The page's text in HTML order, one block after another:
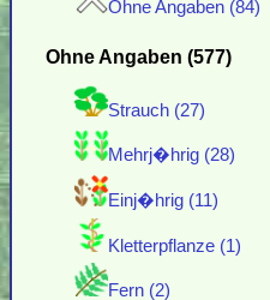
Ohne Angaben (84)
Ohne Angaben (577)
Strauch (27)
Mehrj�hrig (28)
Einj�hrig (11)
Kletterpflanze (1)
Fern (2)